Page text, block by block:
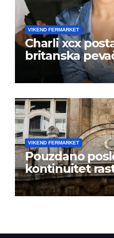
VIKEND FERMARKET
Charli xcx
britanska
albuma na
istoj
VIKEND FERMARKET
Pouzdano
kontinuitet